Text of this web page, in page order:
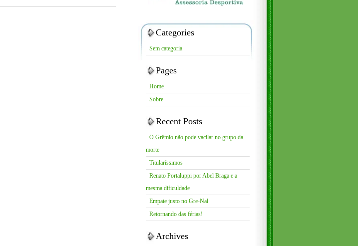
Categories
Sem categoria
Pages
Home
Sobre
Recent Posts
O Grêmio não pode vacilar no grupo da
morte
Titularíssimos
Renato Portaluppi por Abel Braga e a
mesma dificuldade
Empate justo no Gre-Nal
Retornando das férias!
Archives